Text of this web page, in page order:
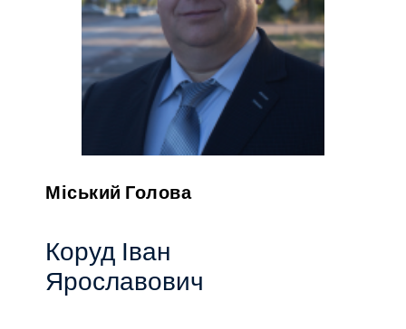
Міський Голова
Коруд Іван
Ярославович